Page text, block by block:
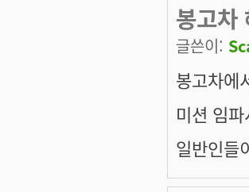
봉고차
글쓴이:
봉고차에
미션 임
일반인들